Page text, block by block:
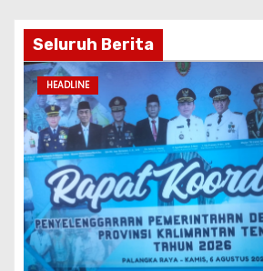
Seluruh Berita
HEADLINE